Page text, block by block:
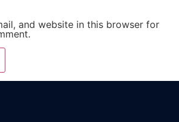
and website in this browser for